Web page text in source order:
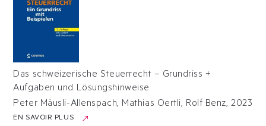
Das schweizerische Steuerrecht – Grundriss +
Aufgaben und Lösungshinweise
Peter Mäusli-Allenspach, Mathias Oertli, Rolf Benz,2023
EN SAVOIR PLUS